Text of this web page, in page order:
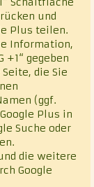
und
Plus teilen.
Information,
gegeben
die Sie
(ggf.
Plus in
Suche oder
die weitere
Google